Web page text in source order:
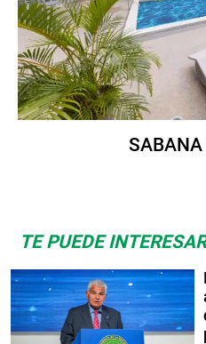
SABANA
TE PUEDE INTERESAR